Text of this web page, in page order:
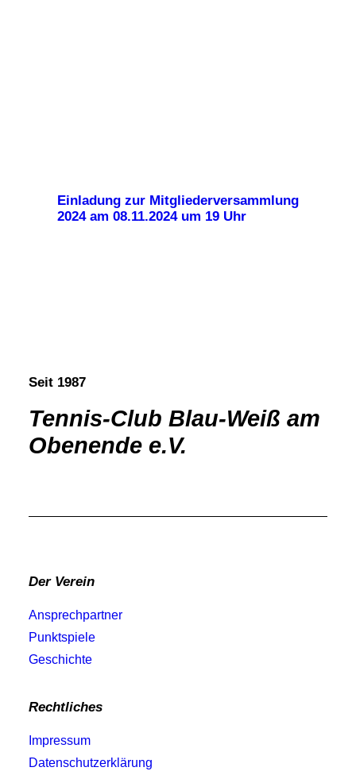
Einladung zur Mitgliederversammlung
2024 am 08.11.2024 um 19 Uhr
Seit 1987
Tennis-Club Blau-Weiß am
Obenende e.V.
Der Verein
Ansprechpartner
Punktspiele
Geschichte
Rechtliches
Impressum
Datenschutzerklärung